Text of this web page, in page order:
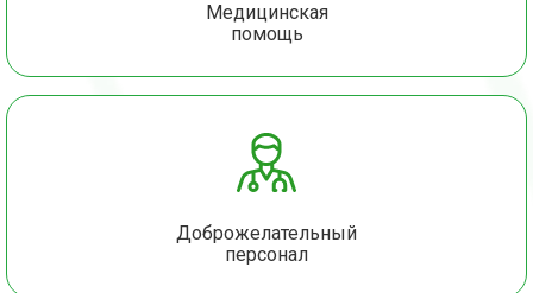
Медицинская
помощь
Доброжелательный
персонал